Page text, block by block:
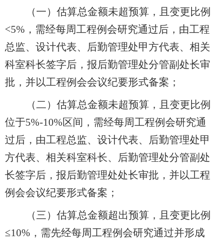
（一）估算总金额未超预算，且变更比例
<5% ，需经每周工程例会研究通过后，由工程
总监、设计代表、后勤管理处甲方代表、相关
科室科长签字后，报后勤管理处分管副处长审
批，并以工程例会会议纪要形式备案；
（二）估算总金额未超预算，且变更比例
位于5%-10%区间，需经每周工程例会研究通
过后，由工程总监、设计代表、后勤管理处甲
方代表、相关科室科长、后勤管理处分管副处
长签字后，报后勤管理处处长审批，并以工程
例会会议纪要形式备案；
（三）估算总金额超出预算，且变更比例
≤10% ，需先经每周工程例会研究通过并形成